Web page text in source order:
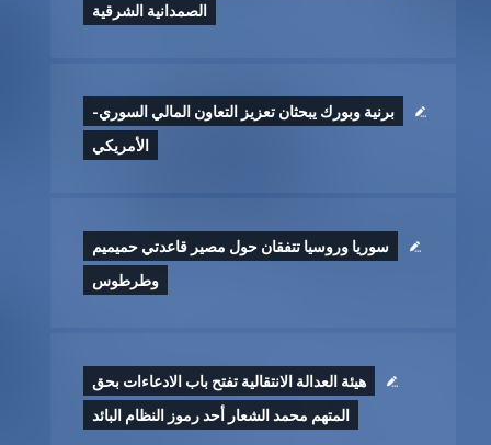
الصمدانية الشرقية
برنية وبورك يبحثان تعزيز التعاون المالي السوري-
الأمريكي
سوريا وروسيا تتفقان حول مصير قاعدتي حميميم
وطرطوس
هيئة العدالة الانتقالية تفتح باب الادعاءات بحق
المتهم محمد الشعار أحد رموز النظام البائد